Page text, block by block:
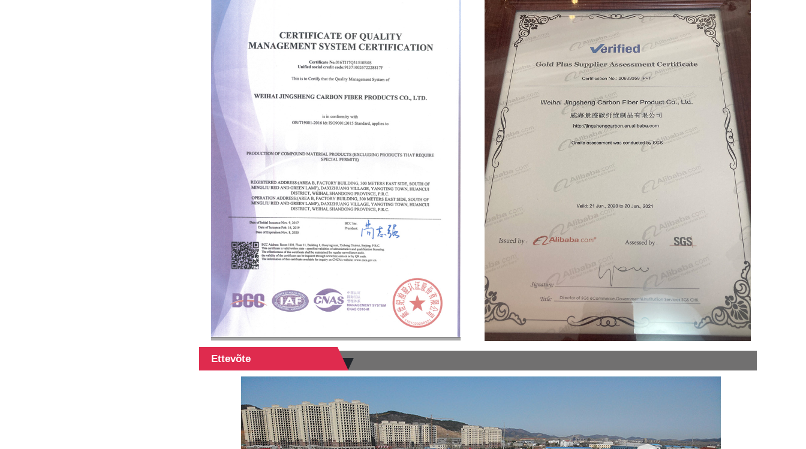
Ettevõte